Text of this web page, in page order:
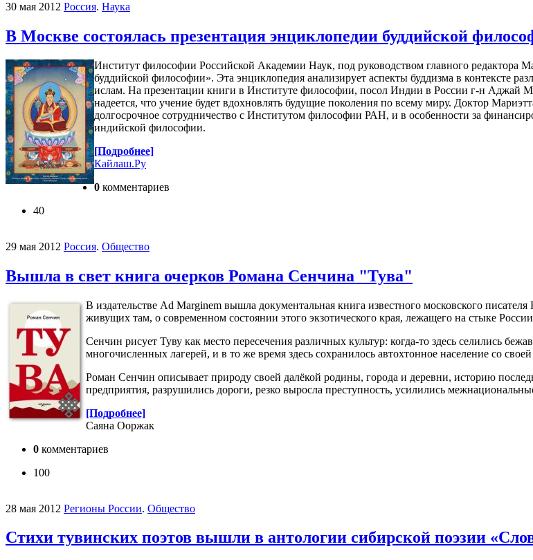
30 мая 2012 Россия. Наука
В Москве состоялась презентация энциклопедии буддийской
Институт философии Российской Академии Наук, под руководством главного
буддийской философии». Эта энциклопедия анализирует аспекты буддизма в контексте
ислам. На презентации книги в Институте философии, посол Индии в России г-н Аджай
надеется, что учение будет вдохновлять будущие поколения по всему миру. Доктор
долгосрочное сотрудничество с Институтом философии РАН, и в особенности за
индийской философии.
[Подробнее]
Кайлаш.Ру
0 комментариев
40
29 мая 2012 Россия. Общество
Вышла в свет книга очерков Романа Сенчина "Тува"
В издательстве Ad Marginem вышла документальная книга известного московского
живущих там, о современном состоянии этого экзотического края, лежащего на стыке
Сенчин рисует Туву как место пересечения различных культур: когда-то здесь селились
многочисленных лагерей, и в то же время здесь сохранилось автохтонное население со своей
Роман Сенчин описывает природу своей далёкой родины, города и деревни, историю
предприятия, разрушились дороги, резко выросла преступность, усилились
[Подробнее]
Саяна Ооржак
0 комментариев
100
28 мая 2012 Регионы России. Общество
Стихи тувинских поэтов вышли в антологии сибирской поэзии